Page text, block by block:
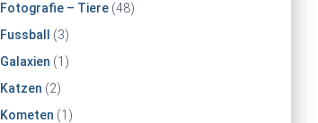
Fotografie – Tiere(48)
Fussball
(3)
Galaxien (1)
Katzen (2)
Kometen (1)